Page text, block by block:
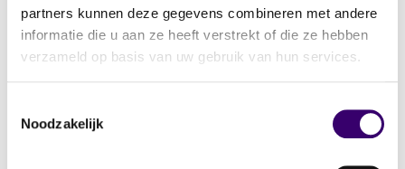
partners kunnen deze gegevens combineren met andere
informatie die u aan ze heeft verstrekt of die ze hebben
verzameld op basis van uw gebruik van hun services.
Noodzakelijk
zelfstandigenaftrek en – als je partner af en
toe meewerkt – de meewerkaftrek.
Als zzp’er is het lastiger om een regelmatige
stroom van inkomsten te garanderen – en dat